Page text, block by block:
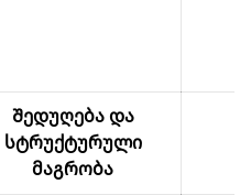
Შედუღება და
სტრუქტურული
მაგრობა